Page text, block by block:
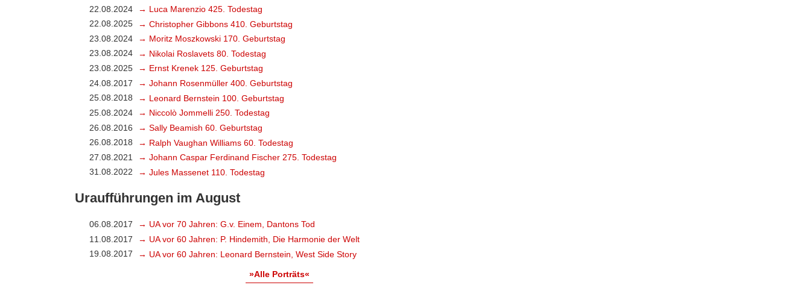
22.08.2024
→ Luca Marenzio 425. Todestag
22.08.2025
→ Christopher Gibbons 410. Geburtstag
23.08.2024
→ Moritz Moszkowski 170. Geburtstag
23.08.2024
→ Nikolai Roslavets 80. Todestag
23.08.2025
→ Ernst Krenek 125. Geburtstag
24.08.2017
→ Johann Rosenmüller 400. Geburtstag
25.08.2018
→ Leonard Bernstein 100. Geburtstag
25.08.2024
→ Niccolò Jommelli 250. Todestag
26.08.2016
→ Sally Beamish 60. Geburtstag
26.08.2018
→ Ralph Vaughan Williams 60. Todestag
27.08.2021
→ Johann Caspar Ferdinand Fischer 275. Todestag
31.08.2022
→ Jules Massenet 110. Todestag
Uraufführungen im August
06.08.2017
→ UA vor 70 Jahren: G.v. Einem, Dantons Tod
11.08.2017
→ UA vor 60 Jahren: P. Hindemith, Die Harmonie der Welt
19.08.2017
→ UA vor 60 Jahren: Leonard Bernstein, West Side Story
»Alle Porträts«